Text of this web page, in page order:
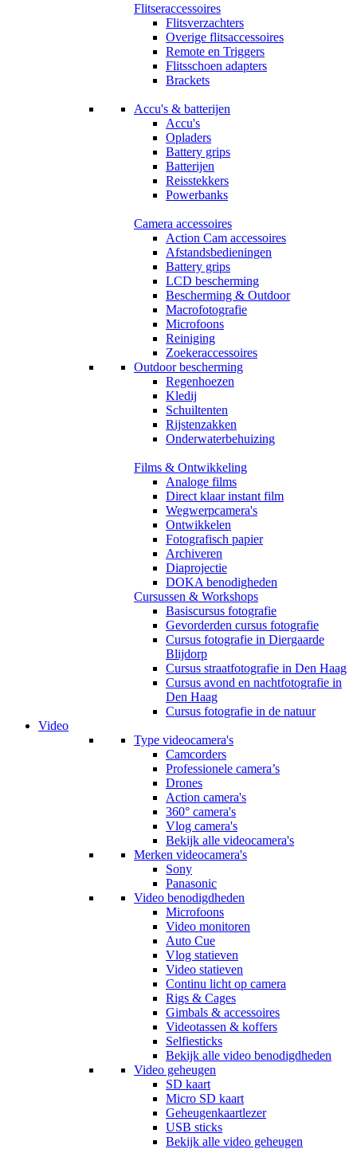
Flitseraccessoires
Flitsverzachters
Overige flitsaccessoires
Remote en Triggers
Flitsschoen adapters
Brackets
Accu's & batterijen
Accu's
Opladers
Battery grips
Batterijen
Reisstekkers
Powerbanks
Camera accessoires
Action Cam accessoires
Afstandsbedieningen
Battery grips
LCD bescherming
Bescherming & Outdoor
Macrofotografie
Microfoons
Reiniging
Zoekeraccessoires
Outdoor bescherming
Regenhoezen
Kledij
Schuiltenten
Rijstenzakken
Onderwaterbehuizing
Films & Ontwikkeling
Analoge films
Direct klaar instant film
Wegwerpcamera's
Ontwikkelen
Fotografisch papier
Archiveren
Diaprojectie
DOKA benodigheden
Cursussen & Workshops
Basiscursus fotografie
Gevorderden cursus fotografie
Cursus fotografie in Diergaarde
Blijdorp
Cursus straatfotografie in Den Haag
Cursus avond en nachtfotografie in
Den Haag
Cursus fotografie in de natuur
Video
Type videocamera's
Camcorders
Professionele camera’s
Drones
Action camera's
360° camera's
Vlog camera's
Bekijk alle videocamera's
Merken videocamera's
Sony
Panasonic
Video benodigdheden
Microfoons
Video monitoren
Auto Cue
Vlog statieven
Video statieven
Continu licht op camera
Rigs & Cages
Gimbals & accessoires
Videotassen & koffers
Selfiesticks
Bekijk alle video benodigdheden
Video geheugen
SD kaart
Micro SD kaart
Geheugenkaartlezer
USB sticks
Bekijk alle video geheugen